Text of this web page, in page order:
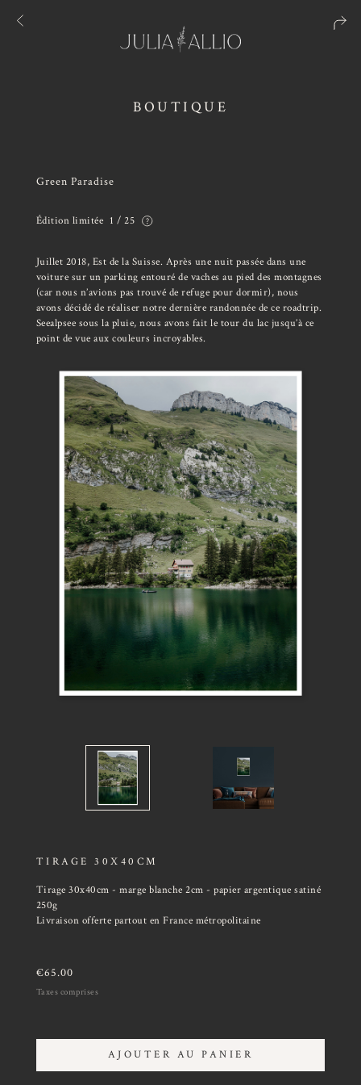
BOUTIQUE
Green Paradise
Édition limitée 1 / 25
Juillet 2018, Est de la Suisse. Après une nuit passée dans une
voiture sur un parking entouré de vaches au pied des montagnes
(car nous n’avions pas trouvé de refuge pour dormir), nous
avons décidé de réaliser notre dernière randonnée de ce roadtrip.
Seealpsee sous la pluie, nous avons fait le tour du lac jusqu’à ce
point de vue aux couleurs incroyables.
TIRAGE 30X40CM
Tirage 30x40cm - marge blanche 2cm - papier argentique satiné
250g
Livraison offerte partout en France métropolitaine
€65.00
Taxes comprises
AJOUTER AU PANIER